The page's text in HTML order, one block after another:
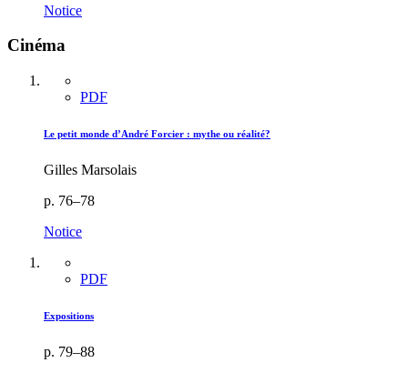
Notice
Cinéma
PDF
Le petit monde d’André Forcier : mythe ou réalité?
Gilles Marsolais
p. 76–78
Notice
PDF
Expositions
p. 79–88